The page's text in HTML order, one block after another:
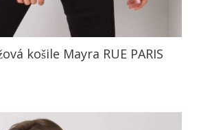
košile Mayra RUE PARIS